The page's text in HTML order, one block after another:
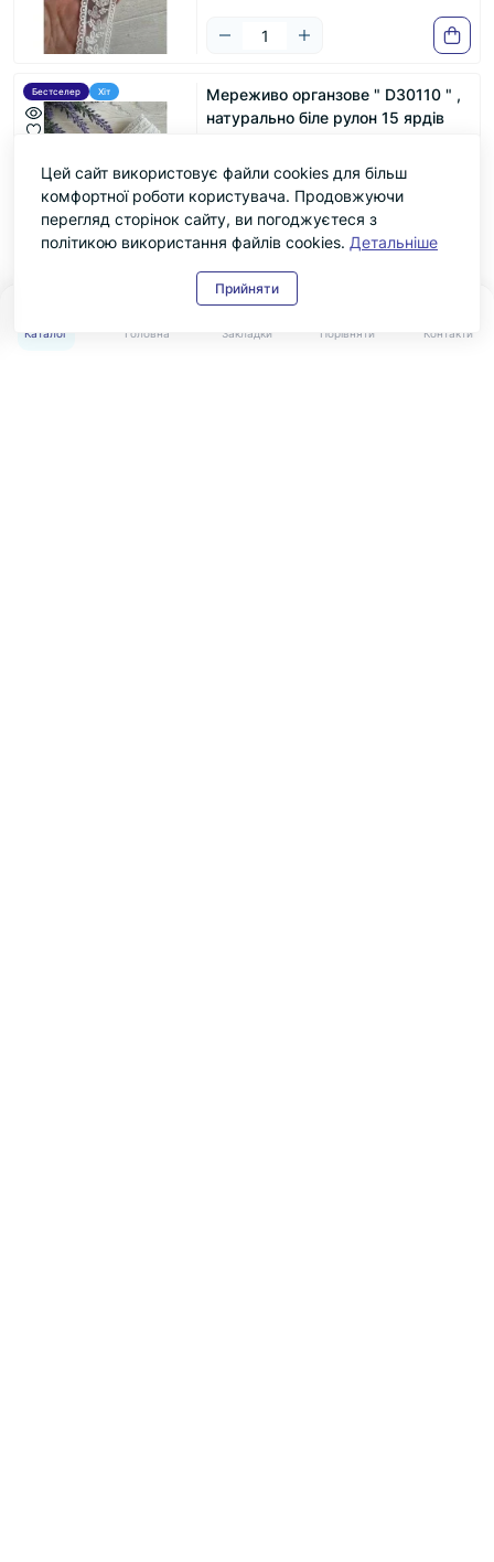
Каталог Головна Закладки
0
Порівняти Контакти
Бестселер Хіт
Мереживо органзове " D30110 " ,
натурально біле рулон 15 ярдів
295.00 ₴
Цей сайт використовує файли cookies для більш
комфортної роботи користувача. Продовжуючи
перегляд сторінок сайту, ви погоджуєтеся з
політикою використання файлів cookies. Детальніше
Прийняти